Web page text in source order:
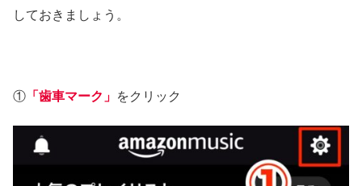
しておきましょう。
① 「歯車マーク」 をクリック